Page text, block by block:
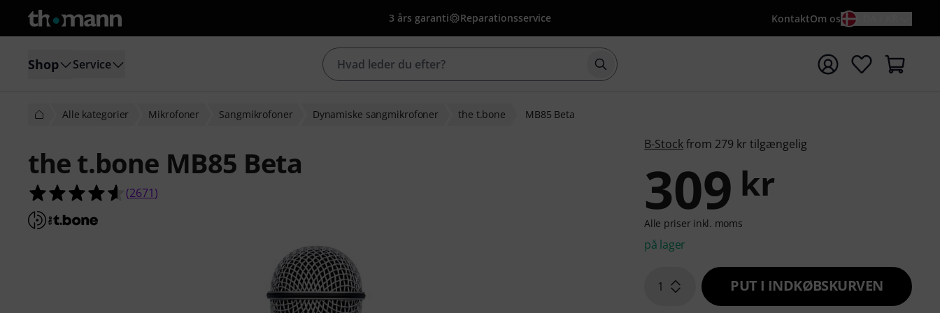
3 års garanti Reparationsservice KontaktOm os
Shop Service Start søgning med søgeord {searchTerm}
Alle kategorier Mikrofoner Sangmikrofoner Dynamiske sangmikrofoner the t.bone MB85 Beta
the t.bone MB85 Beta
4.6 ud af 5 stjerner fra 2671 kundebedømmelser
(2671)
B-Stockfrom 279 kr tilgængelig
309 kr
Alle priser inkl. moms
på lager
1 PUT I INDKØBSKURVEN